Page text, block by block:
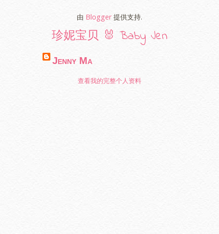
由 Blogger提供支持.
珍妮宝贝 🐰 Baby Jen
Jenny Ma
查看我的完整个人资料